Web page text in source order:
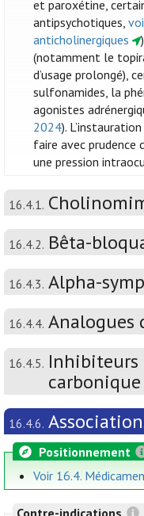
et paroxétine,
antipsychotiques,
anticholinergiques
(notamment le
d’usage prolongé),
sulfonamides, la
agonistes
2024).
faire avec prudence
une pression
16.4.1.
16.4.2. Bêta-
16.4.3. Alpha-
16.4.4. Analogues
16.4.5. Inhibiteurs
carbonique
16.4.6.
Positionnement
Voir 16.4.
Contre-indications